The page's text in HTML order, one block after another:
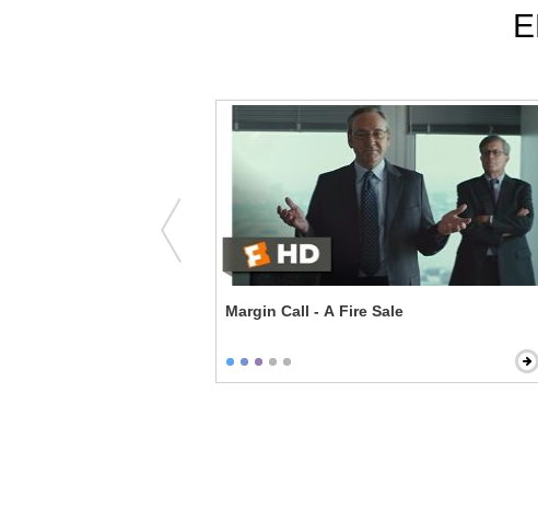
Margin Call - A Fire Sale